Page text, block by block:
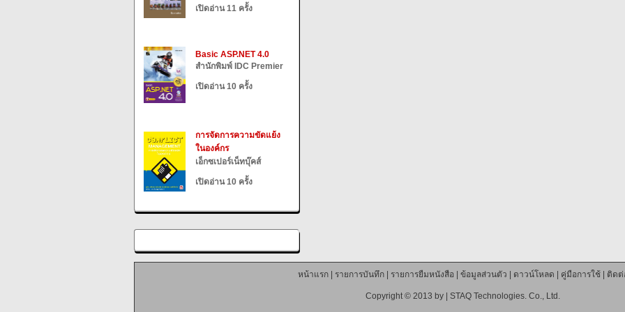
เปิดอ่าน 11 ครั้ง
Basic ASP.NET 4.0
สำนักพิมพ์ IDC Premier
เปิดอ่าน 10 ครั้ง
การจัดการความขัดแย้ง
ในองค์กร
เอ็กซเปอร์เน็ทบุ๊คส์
เปิดอ่าน 10 ครั้ง
หน้าแรก| รายการบันทึก| รายการยืมหนังสือ ข้อมูลส่วนตัว ดาวน์โหลด คู่มือการใช้| ติดต่
Copyright © 2013 by | STAQ Technologies. Co., Ltd.